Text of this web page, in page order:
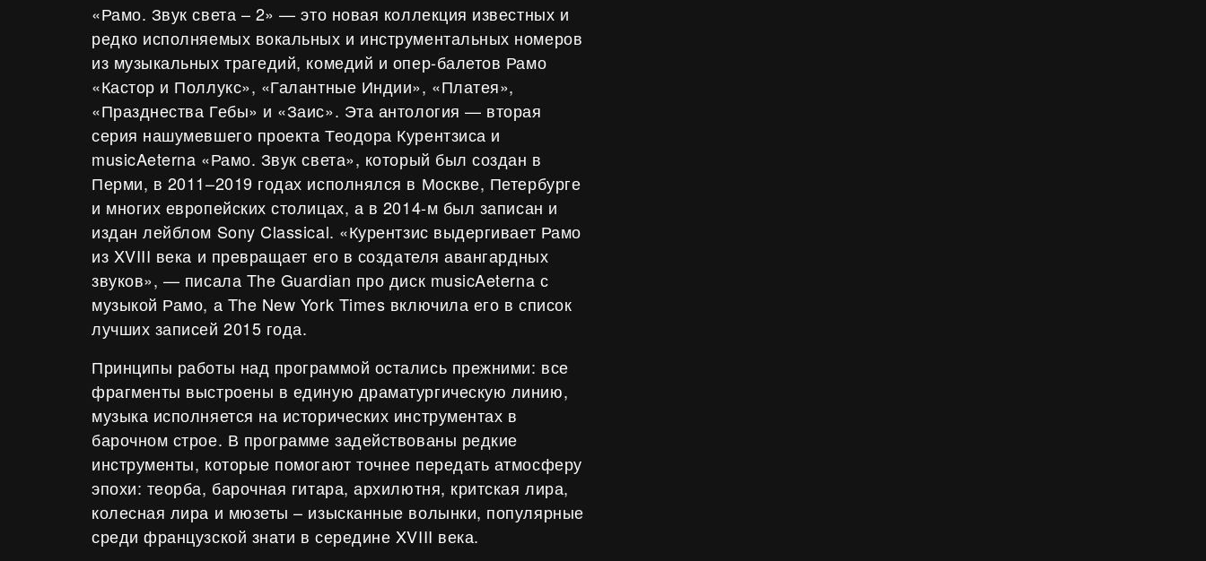
«Рамо. Звук света – 2» — это новая коллекция известных и
редко исполняемых вокальных и инструментальных номеров
из музыкальных трагедий, комедий и опер-балетов Рамо
«Кастор и Поллукс», «Галантные Индии», «Платея»,
«Празднества Гебы» и «Заис». Эта антология — вторая
серия нашумевшего проекта Теодора Курентзиса и
musicAeterna «Рамо. Звук света», который был создан в
Перми, в 2011–2019 годах исполнялся в Москве, Петербурге
и многих европейских столицах, а в 2014-м был записан и
издан лейблом Sony Classical. «Курентзис выдергивает Рамо
из XVIII века и превращает его в создателя авангардных
звуков», — писала The Guardian про диск musicAeterna с
музыкой Рамо, а The New York Times включила его в список
лучших записей 2015 года.
Принципы работы над программой остались прежними: все
фрагменты выстроены в единую драматургическую линию,
музыка исполняется на исторических инструментах в
барочном строе. В программе задействованы редкие
инструменты, которые помогают точнее передать атмосферу
эпохи: теорба, барочная гитара, архилютня, критская лира,
колесная лира и мюзеты – изысканные волынки, популярные
среди французской знати в середине XVIII века.